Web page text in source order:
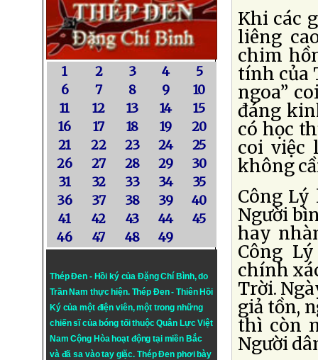
1 2 3 4
5
6
7 8 9
10
11
12 13 14
15
16
17 18 19
20
21
22 23 24
25
26
27 28 29
30
31
32 33 34
35
36
37 38 39
40
41
42 43 44
45
46
47 48 49
Thép Đen - Hồi ký của Đặng Chí Bình, do
Trần Nam thực hiện. Thép Đen- Thiên Hồi
Ký của một điện viên, một trong những
chiến sĩ của bóng tối thuộc Quân Lực Việt
Nam Cộng Hòa hoạt động tại miền Bắc
và đã sa vào tay giặc. Thép Đen phơi bày
Khi các
liêng
chim
tính của
ngoa”
đáng
có học
coi việc
không
Công
Người
hay
Công
chính
Trời.
giả tồn,
thì còn
Người